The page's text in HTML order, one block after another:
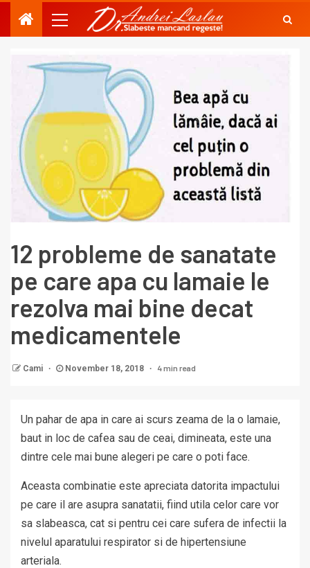
12 probleme de sanatate
pe care apa cu lamaie le
rezolva mai bine decat
medicamentele
Cami November 18, 2018 4 min read
Un pahar de apa in care ai scurs zeama de la o lamaie,
baut in loc de cafea sau de ceai, dimineata, este una
dintre cele mai bune alegeri pe care o poti face.
Aceasta combinatie este apreciata datorita impactului
pe care il are asupra sanatatii, fiind utila celor care vor
sa slabeasca, cat si pentru cei care sufera de infectii la
nivelul aparatului respirator si de hipertensiune
arteriala.